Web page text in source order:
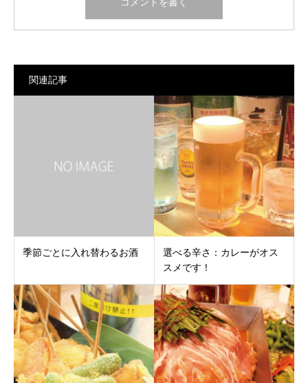
関連記事
季節ごとに入れ替わるお酒
選べる辛さ：カレーがオス
スメです！